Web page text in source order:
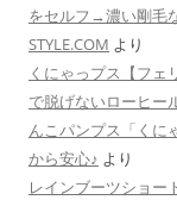
をセルフ→濃い剛毛
STYLE.COM より
くにゃっプス【フェ
で脱げないローヒー
んこパンプス「くに
から安心♪ より
レインブーツショー